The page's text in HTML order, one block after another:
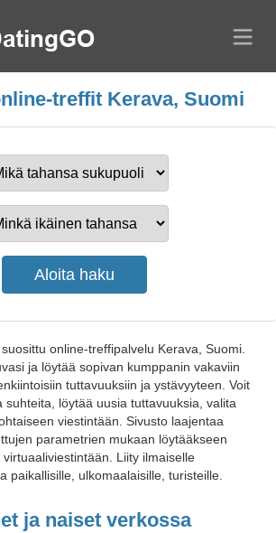
treffit Kerava, Suomi
online-treffipalvelu Kerava, Suomi.
ja löytää sopivan kumppanin vakaviin
tuttavuuksiin ja ystävyyteen. Voit
suhteita, löytää uusia tuttavuuksia, valita
viestintään. Sivusto laajentaa
parametrien mukaan löytääkseen
Liity ilmaiselle
paikallisille, ulkomaalaisille, turisteille.
ja naiset verkossa